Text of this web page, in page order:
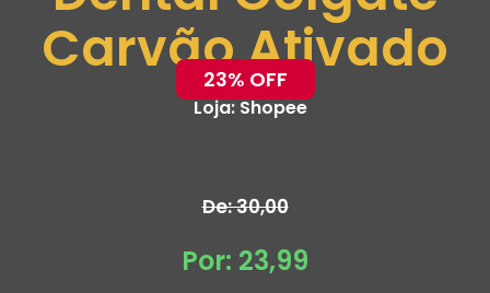
Carvão Ativado
23% OFF
Loja:Shopee
De: 30,00
Por: 23,99